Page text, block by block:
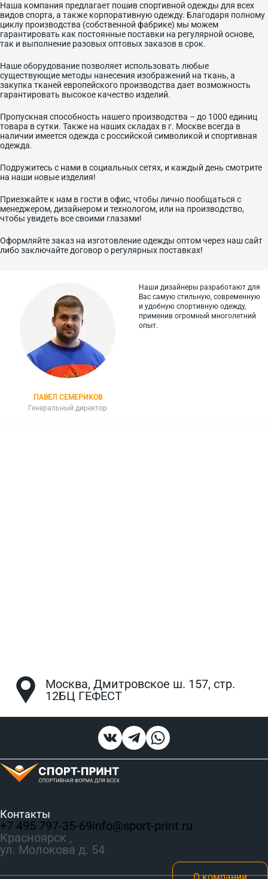
Наша компания предлагает пошив спортивной одежды для всех
видов спорта, а также корпоративную одежду. Благодаря полному
циклу производства (собственной фабрике) мы можем
гарантировать как постоянные поставки на регулярной основе,
так и выполнение разовых оптовых заказов в срок.
Наше оборудование позволяет использовать любые
существующие методы нанесения изображений на ткань, а
закупка тканей европейского производства дает возможность
гарантировать высокое качество изделий.
Пропускная способность нашего производства – до 1000 единиц
товара в сутки. Также на наших складах в г. Москве всегда в
наличии имеется одежда с российской символикой и спортивная
одежда.
Подружитесь с нами в социальных сетях, и каждый день смотрите
на наши новые изделия!
Приезжайте к нам в гости в офис, чтобы лично пообщаться с
менеджером, дизайнером и технологом, или на производство,
чтобы увидеть все своими глазами!
Оформляйте заказ на изготовление одежды оптом через наш сайт
либо заключайте договор о регулярных поставках!
ПАВЕЛ СЕМЕРИКОВ
Генеральный директор
Наши дизайнеры разработают для
Вас самую стильную, современную
и удобную спортивную одежду,
применив огромный многолетний
опыт.
Москва, Дмитровское ш. 157, стр.
12БЦ ГЕФЕСТ
Контакты
+7 495 797‑35-69info@sport-print.ru
Красноярск ,
ул. Молокова д. 54